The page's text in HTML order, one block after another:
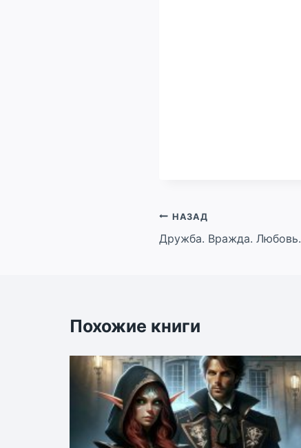
Навигация
по
НАЗАД
Дружба. Вражда. Любовь.
Похожие книги